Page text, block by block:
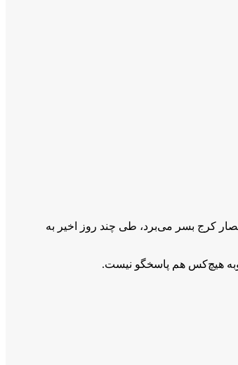
بود به اتهام براندازی در زندان مخوف قزلحصار کرج بسر می‌برد، طی چند روز اخیر به‌
هیچ‌کس هم پاسخگو نیست.